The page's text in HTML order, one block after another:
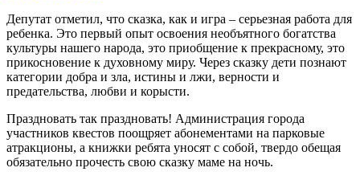
Депутат отметил, что сказка, как и игра – серьезная работа для
ребенка. Это первый опыт освоения необъятного богатства
культуры нашего народа, это приобщение к прекрасному, это
прикосновение к духовному миру. Через сказку дети познают
категории добра и зла, истины и лжи, верности и
предательства, любви и корысти.
Праздновать так праздновать! Администрация города
участников квестов поощряет абонементами на парковые
атракционы, а книжки ребята уносят с собой, твердо обещая
обязательно прочесть свою сказку маме на ночь.